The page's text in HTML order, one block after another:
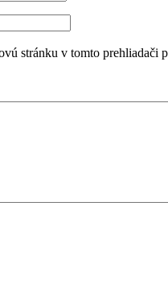
stránku v tomto prehliadači